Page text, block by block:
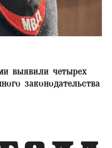
выявили четырех
законодательства